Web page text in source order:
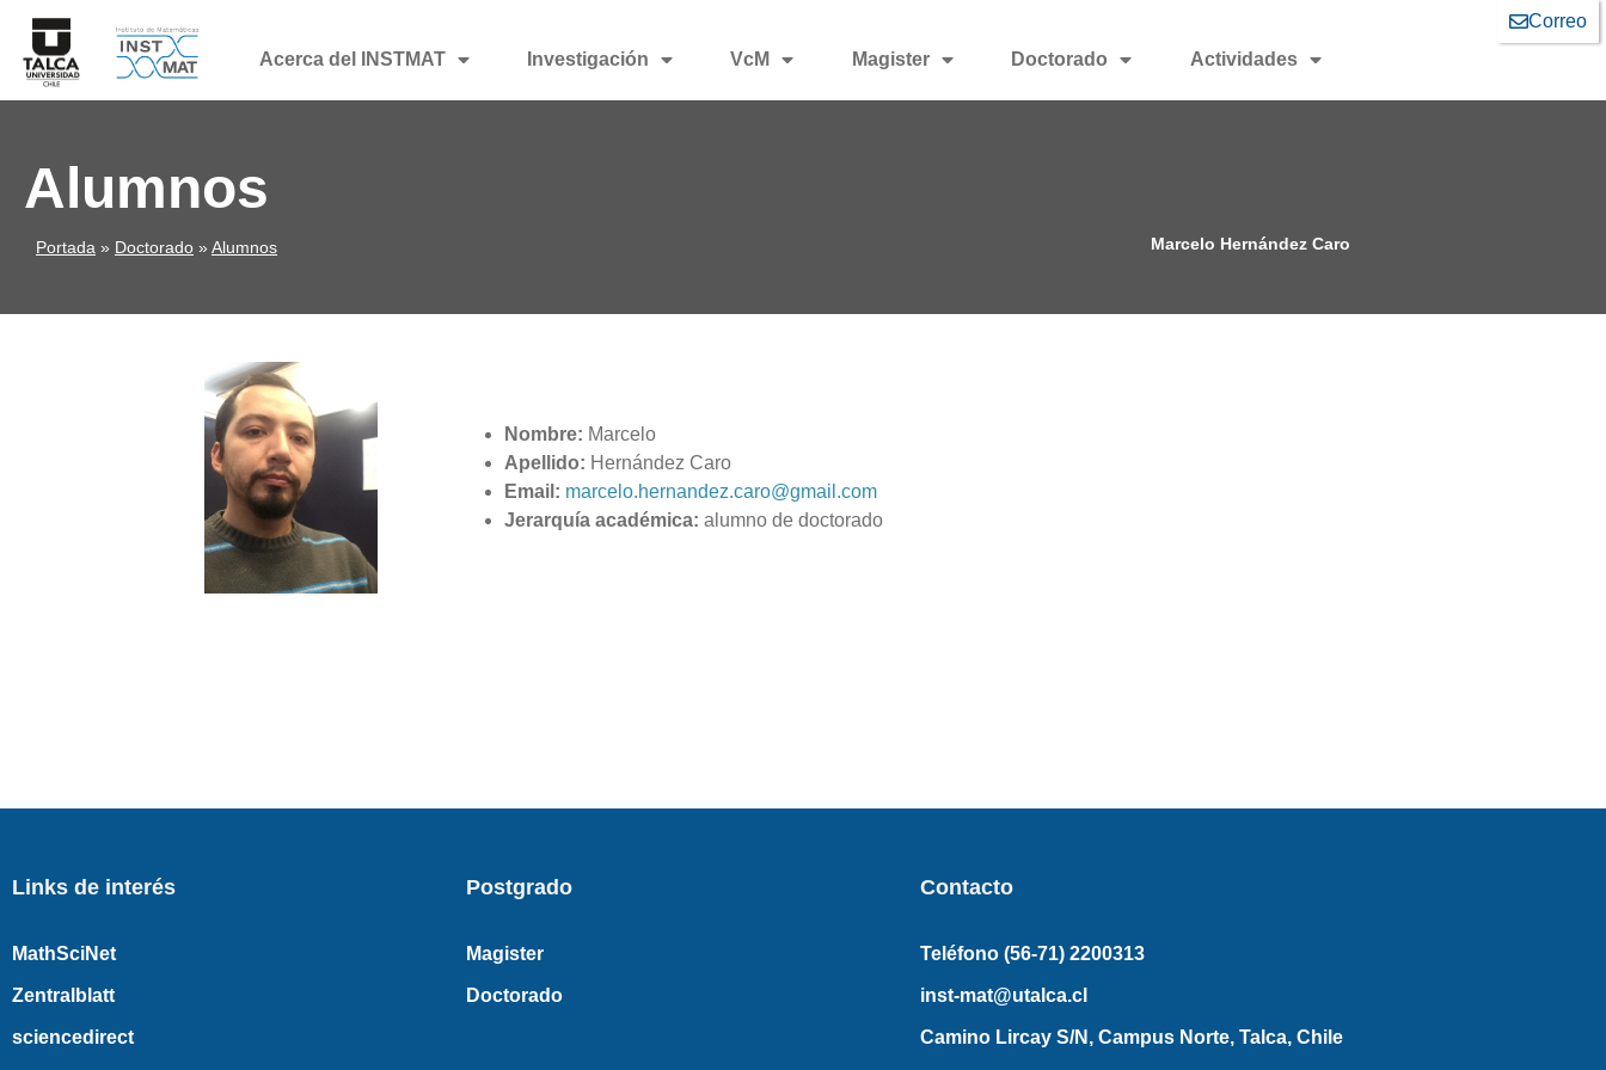
Correo
Acerca del INSTMAT
Investigación VcM Magister Doctorado Actividades
Alumnos
Portada » Doctorado » Alumnos Marcelo Hernández Caro
Nombre: Marcelo
Apellido: Hernández Caro
Email: marcelo.hernandez.caro@gmail.com
Jerarquía académica: alumno de doctorado
Links de interés
MathSciNet
Zentralblatt
sciencedirect
Postgrado
Magister
Doctorado
Contacto
Teléfono (56-71) 2200313
inst-mat@utalca.cl
Camino Lircay S/N, Campus Norte, Talca, Chile